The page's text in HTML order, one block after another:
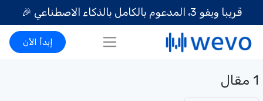
قريبا ويفو 3، المدعوم بالكامل بالذكاء الاصطناعي 🎉
إبدأ الأن
1 مقال